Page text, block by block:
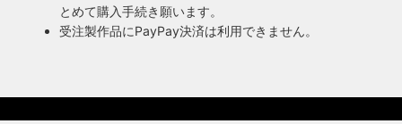
とめて購入手続き願います。
受注製作品にPayPay決済は利用できません。